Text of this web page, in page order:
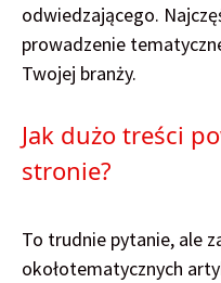
odwiedzającego.
prowadzenie
Twojej branży.
Jak dużo treści
stronie?
To trudnie pytanie, ale
okołotematycznych